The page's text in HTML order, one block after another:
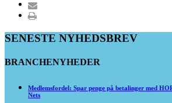
SENESTE NYHEDSBREV
BRANCHENYHEDER
Medlemsfordel: Spar penge på betalinger med
Nets